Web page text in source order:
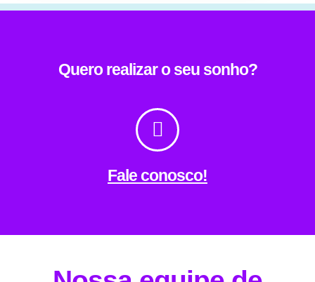
Quero realizar o seu sonho?
Fale conosco!